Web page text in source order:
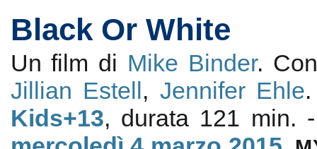
Black Or White
Un film di Mike Binder.
Jillian Estell, Jennifer Ehle
Kids+13, durata 121 min.